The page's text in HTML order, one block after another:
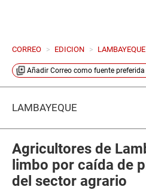
CORREO > EDICION > LAMBAYEQUE
Añadir Correo como fuente preferida
LAMBAYEQUE
Agricultores de
limbo por caída de
del sector agrario